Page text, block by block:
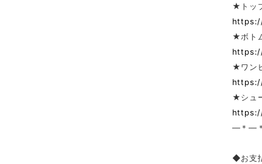
★トッ
★ボト
★ワン
★シュ
—＊—
◆お支